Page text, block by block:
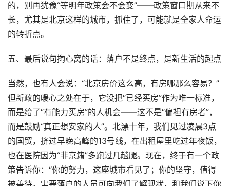
的，别再犹豫“等明年政策会不会变”——政策窗口期从来不
长，尤其是北京这样的城市，抓住了，可能就是全家人命运
的转折点。
五、最后说句掏心窝的话：落户不是终点，是新生活的起点
当然，也有人会说：“北京房价这么高，有房哪那么容易？”
但新政的暖心之处在于，它没把“已经买房”作为唯一标准，
而是给了“有能力买房”的人机会——这不是“偏袒有房者”，
而是鼓励“真正想安家的人”。北漂十年，我们见过凌晨3点
的国贸，挤过早晚高峰的13号线，在出租屋里吃过年夜饭，
也在医院因为“非京籍”多跑过几趟腿。现在，终于有一个政
策告诉你：“你的努力，这座城市看见了；你的坚守，值得